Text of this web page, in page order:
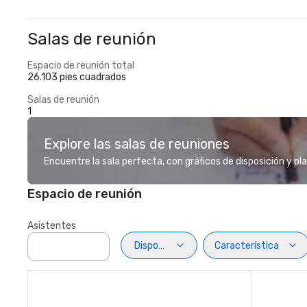
Salas de reunión
Espacio de reunión total
26.103 pies cuadrados
Salas de reunión
1
Explore las salas de reuniones
Encuentre la sala perfecta, con gráficos de disposición y
Espacio de reunión
Asistentes
Disposiciön
Característica